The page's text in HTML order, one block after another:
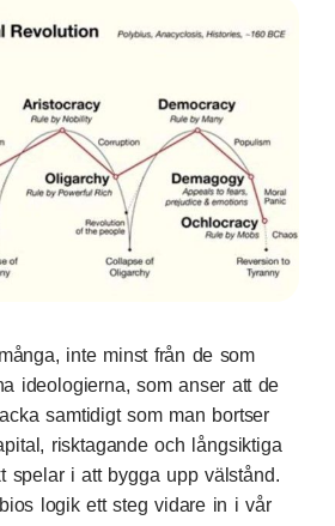
inte minst från de som
ideologierna, som anser att de
samtidigt som man bortser
risktagande och långsiktiga
spelar i att bygga upp välstånd.
logik ett steg vidare in i vår